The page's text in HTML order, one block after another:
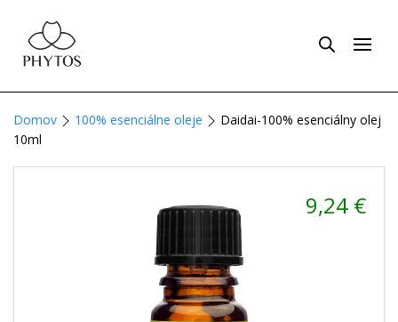
Domov 100% esenciálne oleje
Daidai-100% esenciálny olej
10ml
9,24 €